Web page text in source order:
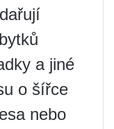
a jiné
o šířce
nebo